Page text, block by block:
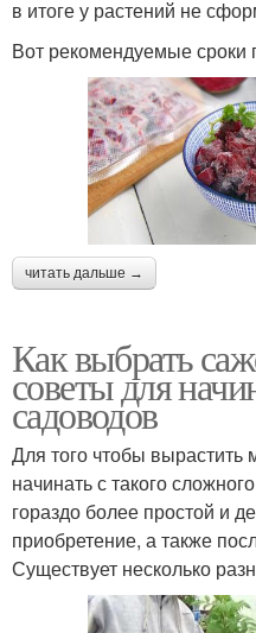
в итоге у растений не
Вот рекомендуемые сроки
читать дальше →
Как выбрать
советы для
садоводов
Для того чтобы вырастить
начинать с такого
гораздо более простой и
приобретение, а также
Существует несколько